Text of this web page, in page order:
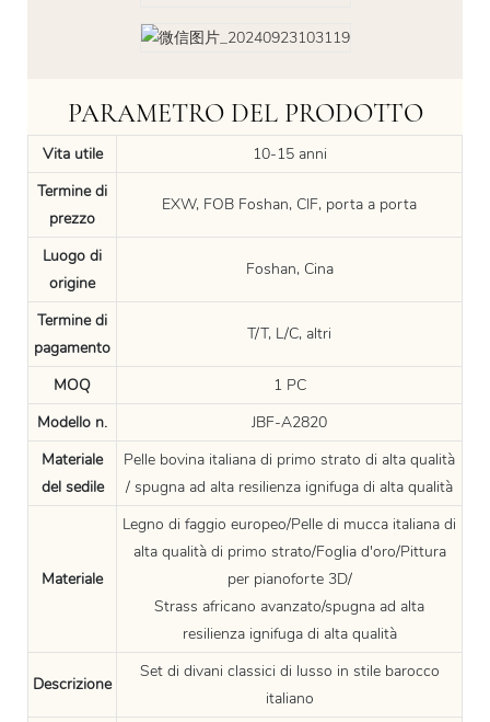
PARAMETRO DEL PRODOTTO
Vita utile
10-15 anni
Termine di
prezzo
EXW, FOB Foshan, CIF, porta a porta
Luogo di
origine
Foshan, Cina
Termine di
pagamento
T/T, L/C, altri
MOQ
1 PC
Modello n.
JBF-A2820
Materiale
del sedile
Pelle bovina italiana di primo strato di alta qualità
/ spugna ad alta resilienza ignifuga di alta qualità
Materiale
Legno di faggio europeo/Pelle di mucca italiana di
alta qualità di primo strato/Foglia d'oro/Pittura
per pianoforte 3D/
Strass africano avanzato/spugna ad alta
resilienza ignifuga di alta qualità
Descrizione
Set di divani classici di lusso in stile barocco
italiano